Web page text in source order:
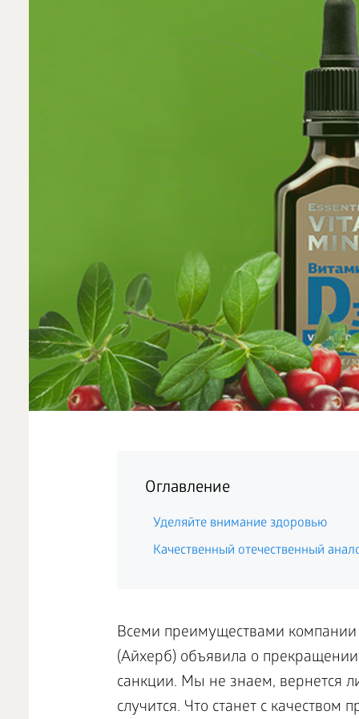
Оглавление
Уделяйте внимание здоровью
Качественный отечественный
Всеми преимуществами компании
(Айхерб) объявила о
санкции. Мы не знаем, вернется
случится. Что станет с качеством